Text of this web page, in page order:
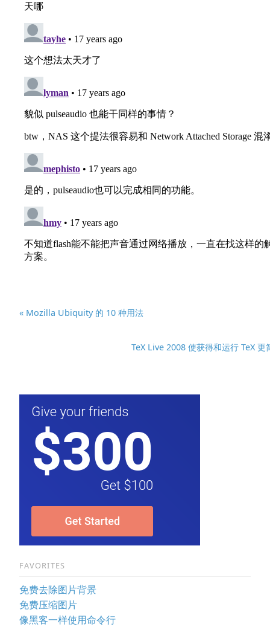
« Mozilla Ubiquity 的 10 种用法
TeX Live 2008 使获得和运行 TeX 更
FAVORITES
免费去除图片背景
免费压缩图片
像黑客一样使用命令行